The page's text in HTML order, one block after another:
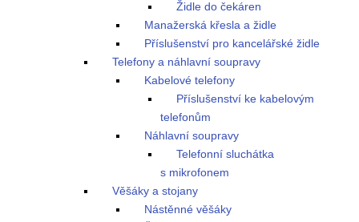
Židle do čekáren
Manažerská křesla a židle
Příslušenství pro kancelářské židle
Telefony a náhlavní soupravy
Kabelové telefony
Příslušenství ke kabelovým
telefonům
Náhlavní soupravy
Telefonní sluchátka
s mikrofonem
Věšáky a stojany
Nástěnné věšáky